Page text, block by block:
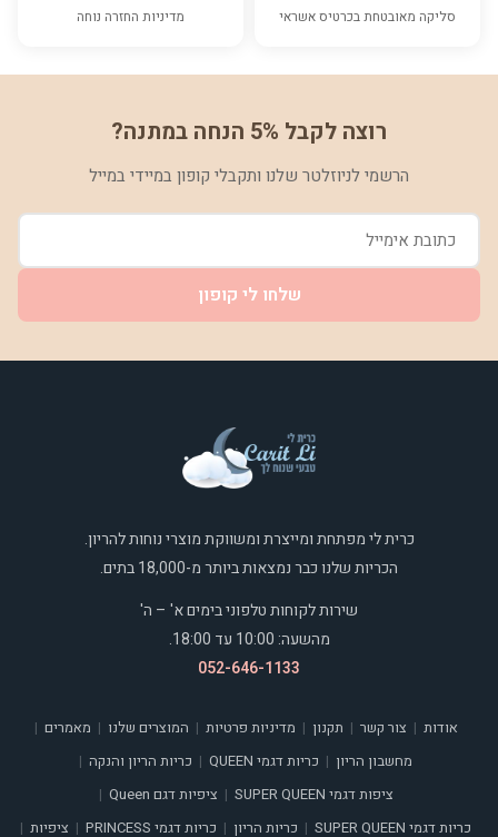
סליקה מאובטחת בכרטיס אשראי מדיניות החזרה נוחה
רוצה לקבל 5% הנחה במתנה?
הרשמי לניוזלטר שלנו ותקבלי קופון במיידי במייל
שלחו לי קופון
כרית לי מפתחת ומייצרת ומשווקת מוצרי נוחות להריון.
הכריות שלנו כבר נמצאות ביותר מ-18,000 בתים.
שירות לקוחות טלפוני בימים א' – ה'
מהשעה: 10:00 עד 18:00.
052-646-1133
אודות | צור קשר | תקנון | מדיניות פרטיות | המוצרים שלנו | מאמרים |
מחשבון הריון | כריות דגמי QUEEN | כריות הריון והנקה |
ציפות דגמי SUPER QUEEN | ציפיות דגם Queen |
כריות דגמי SUPER QUEEN | כריות הריון | כריות דגמי PRINCESS | ציפיות |